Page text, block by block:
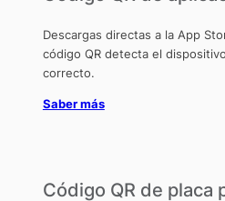
Descargas directas a la App
código QR detecta el
correcto.
Saber más
Código QR de placa